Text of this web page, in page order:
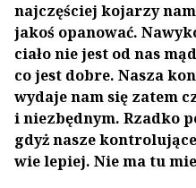
najczęściej kojarzy
jakoś opanować.
ciało nie jest od nas
co jest dobre. Nasza
wydaje nam się zatem
i niezbędnym. Rzadko
gdyż nasze
wie lepiej. Nie ma tu